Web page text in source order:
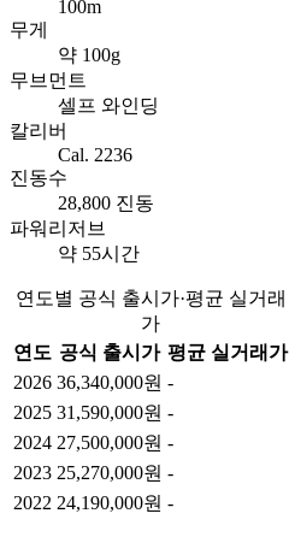
100m
무게
약 100g
무브먼트
셀프 와인딩
칼리버
Cal. 2236
진동수
28,800 진동
파워리저브
약 55시간
연도별 공식 출시가·평균 실거래
가
연도 공식 출시가 평균 실거래가
2026 36,340,000원 -
2025 31,590,000원 -
2024 27,500,000원 -
2023 25,270,000원 -
2022 24,190,000원 -